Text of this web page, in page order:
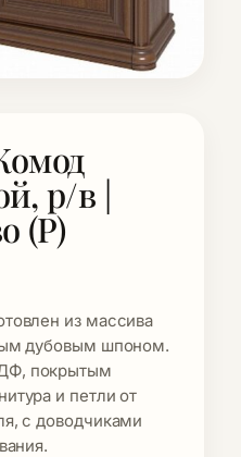
р/в |
(Р)
цена
цена: 66
из массива
дубовым шпоном.
покрытым
и петли от
с доводчиками